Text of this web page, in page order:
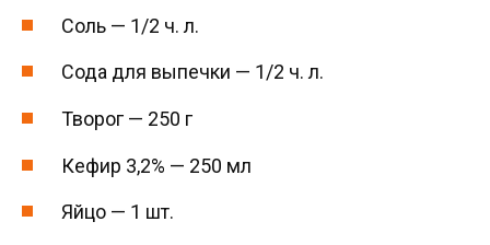
Соль — 1/2 ч. л.
Сода для выпечки — 1/2 ч. л.
Творог — 250 г
Кефир 3,2% — 250 мл
Яйцо — 1 шт.